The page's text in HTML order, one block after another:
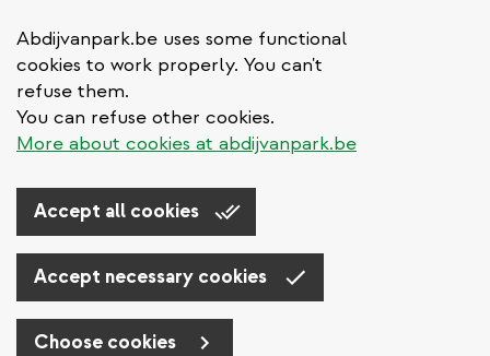
Abdijvanpark.be uses some functional
cookies to work properly. You can't
refuse them.
You can refuse other cookies.
More about cookies at abdijvanpark.be
Accept all cookies
Accept necessary cookies
Choose cookies